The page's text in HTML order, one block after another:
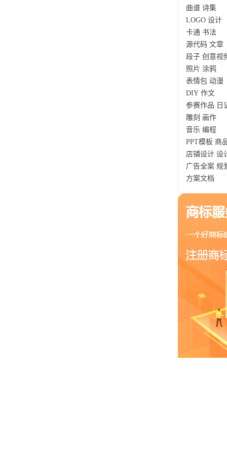
曲谱 诗集
LOGO 设计
卡通 书法
源代码 文章
段子 创意视
照片 涂鸦
表情包 动漫
DIY 作文
参赛作品 日
雕刻 画作
音乐 编程
PPT模板 商
店铺设计 设
广告全案 规
方案文档